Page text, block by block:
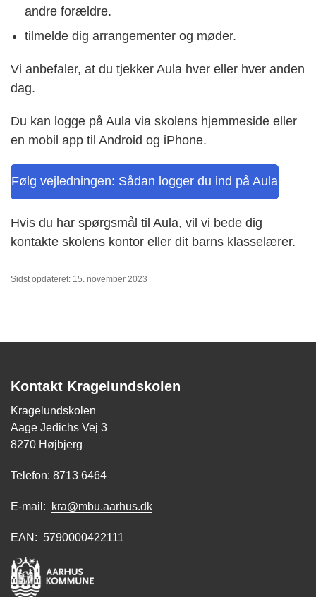
andre forældre.
tilmelde dig arrangementer og møder.
Vi anbefaler, at du tjekker Aula hver eller hver anden
dag.
Du kan logge på Aula via skolens hjemmeside eller
en mobil app til Android og iPhone.
Følg vejledningen: Sådan logger du ind på Aula
Hvis du har spørgsmål til Aula, vil vi bede dig
kontakte skolens kontor eller dit barns klasselærer.
Sidst opdateret: 15. november 2023
Kontakt Kragelundskolen
Kragelundskolen
Aage Jedichs Vej 3
8270 Højbjerg
Telefon: 8713 6464
E-mail: kra@mbu.aarhus.dk
EAN: 5790000422111